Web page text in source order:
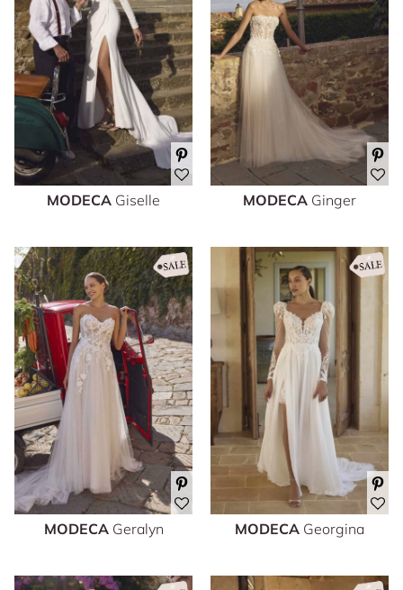
MODECA Giselle MODECA Ginger
MODECA Geralyn MODECA Georgina